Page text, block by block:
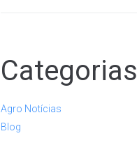
Categorias
Agro Notícias
Blog